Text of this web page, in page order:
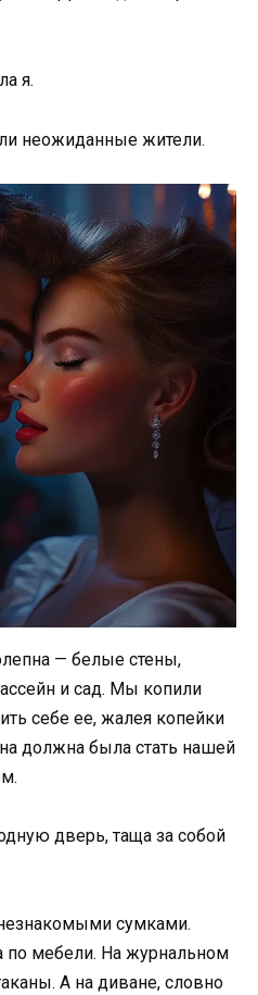
я.
неожиданные жители.
— белые стены,
и сад. Мы копили
себе ее, жалея копейки
должна была стать нашей
дверь, таща за собой
сумками.
по мебели. На журнальном
А на диване, словно